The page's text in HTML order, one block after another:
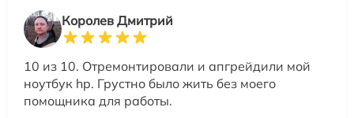
Королев Дмитрий
10 из 10. Отремонтировали и апгрейдили мой
ноутбук hp. Грустно было жить без моего
помощника для работы.